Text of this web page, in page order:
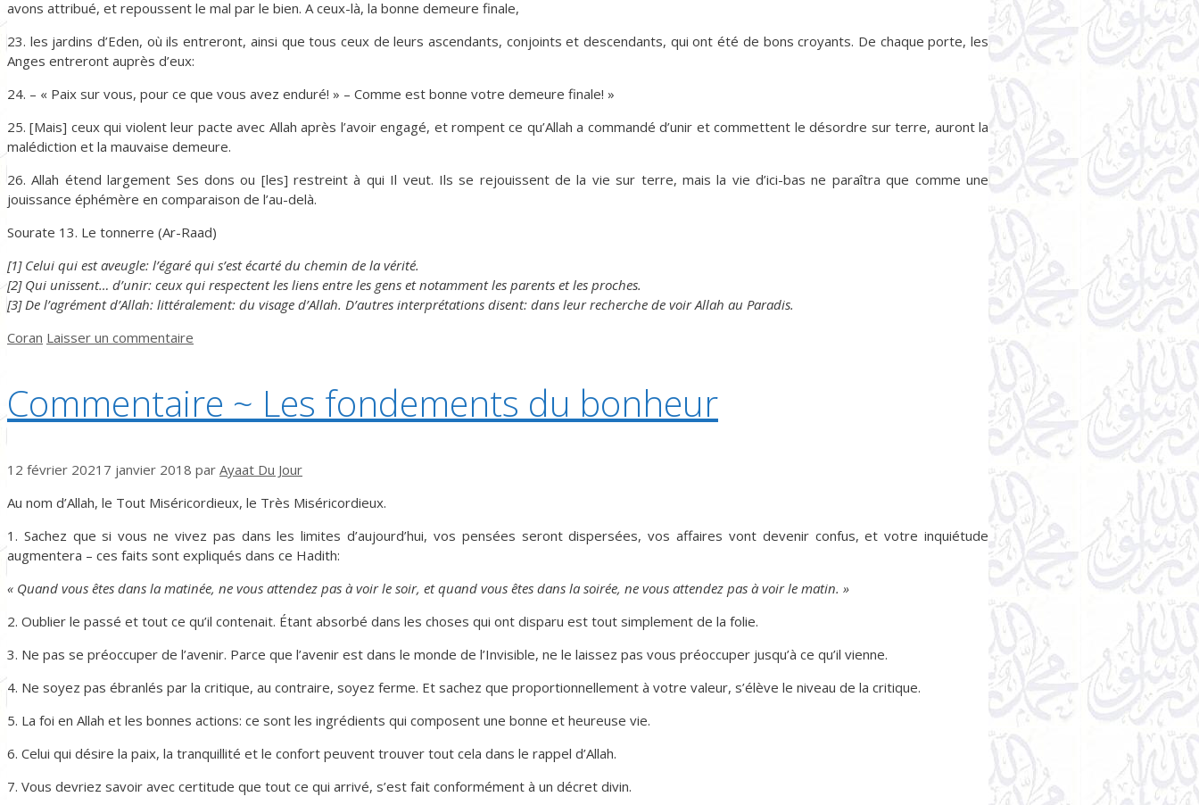
avons attribué, et repoussent le mal par le bien. A ceux-là, la bonne demeure finale,
23. les jardins d’Eden, où ils entreront, ainsi que tous ceux de leurs ascendants, conjoints et descendants, qui ont été de bons croyants. De chaque porte, les
Anges entreront auprès d’eux:
24. – « Paix sur vous, pour ce que vous avez enduré! » – Comme est bonne votre demeure finale! »
25. [Mais] ceux qui violent leur pacte avec Allah après l’avoir engagé, et rompent ce qu’Allah a commandé d’unir et commettent le désordre sur terre, auront la
malédiction et la mauvaise demeure.
26. Allah étend largement Ses dons ou [les] restreint à qui Il veut. Ils se rejouissent de la vie sur terre, mais la vie d’ici-bas ne paraîtra que comme une
jouissance éphémère en comparaison de l’au-delà.
Sourate 13. Le tonnerre (Ar-Raad)
[1] Celui qui est aveugle: l’égaré qui s’est écarté du chemin de la vérité.
[2] Qui unissent… d’unir: ceux qui respectent les liens entre les gens et notamment les parents et les proches.
[3] De l’agrément d’Allah: littéralement: du visage d’Allah. D’autres interprétations disent: dans leur recherche de voir Allah au Paradis.
Catégories
Coran Laisser un commentaire
Commentaire ~ Les fondements du bonheur
12 février 2021 7 janvier 2018 par Ayaat Du Jour
Au nom d’Allah, le Tout Miséricordieux, le Très Miséricordieux.
1. Sachez que si vous ne vivez pas dans les limites d’aujourd’hui, vos pensées seront dispersées, vos affaires vont devenir confus, et votre inquiétude
augmentera – ces faits sont expliqués dans ce Hadith:
« Quand vous êtes dans la matinée, ne vous attendez pas à voir le soir, et quand vous êtes dans la soirée, ne vous attendez pas à voir le matin. »
2. Oublier le passé et tout ce qu’il contenait. Étant absorbé dans les choses qui ont disparu est tout simplement de la folie.
3. Ne pas se préoccuper de l’avenir. Parce que l’avenir est dans le monde de l’Invisible, ne le laissez pas vous préoccuper jusqu’à ce qu’il vienne.
4. Ne soyez pas ébranlés par la critique, au contraire, soyez ferme. Et sachez que proportionnellement à votre valeur, s’élève le niveau de la critique.
5. La foi en Allah et les bonnes actions: ce sont les ingrédients qui composent une bonne et heureuse vie.
6. Celui qui désire la paix, la tranquillité et le confort peuvent trouver tout cela dans le rappel d’Allah.
7. Vous devriez savoir avec certitude que tout ce qui arrivé, s’est fait conformément à un décret divin.